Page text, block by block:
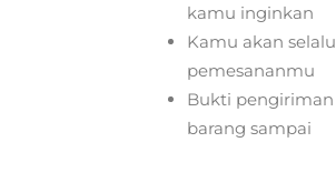
kamu inginkan
Kamu akan
pemesananmu
Bukti
barang sampai